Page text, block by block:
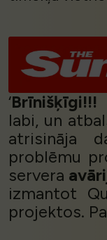
‘Brīnišķīgi!!!
labi, un
atrisināja
problēmu
servera
izmantot
projektos.